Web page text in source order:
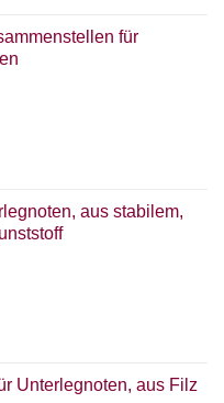
für
aus stabilem,
Unterlegnoten, aus Filz